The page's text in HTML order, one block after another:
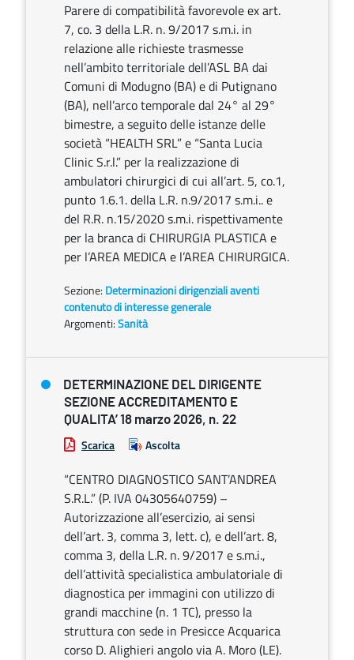
Parere di compatibilità favorevole ex art.
7, co. 3 della L.R. n. 9/2017 s.m.i. in
relazione alle richieste trasmesse
nell’ambito territoriale dell’ASL BA dai
Comuni di Modugno (BA) e di Putignano
(BA), nell’arco temporale dal 24° al 29°
bimestre, a seguito delle istanze delle
società “HEALTH SRL” e “Santa Lucia
Clinic S.r.l.” per la realizzazione di
ambulatori chirurgici di cui all’art. 5, co.1,
punto 1.6.1. della L.R. n.9/2017 s.m.i.. e
del R.R. n.15/2020 s.m.i. rispettivamente
per la branca di CHIRURGIA PLASTICA e
per l’AREA MEDICA e l’AREA CHIRURGICA.
Sezione: Determinazioni dirigenziali aventi
contenuto di interesse generale
Argomenti:Sanità
DETERMINAZIONE DEL DIRIGENTE
SEZIONE ACCREDITAMENTO E
QUALITA’ 18 marzo 2026, n. 22
Scarica Ascolta
“CENTRO DIAGNOSTICO SANT’ANDREA
S.R.L.” (P. IVA 04305640759) –
Autorizzazione all’esercizio, ai sensi
dell’art. 3, comma 3, lett. c), e dell’art. 8,
comma 3, della L.R. n. 9/2017 e s.m.i.,
dell’attività specialistica ambulatoriale di
diagnostica per immagini con utilizzo di
grandi macchine (n. 1 TC), presso la
struttura con sede in Presicce Acquarica
corso D. Alighieri angolo via A. Moro (LE).